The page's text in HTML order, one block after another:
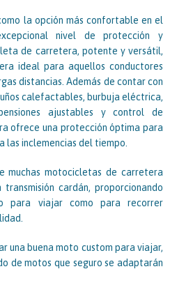
la opción más confortable en el
nivel de protección y
de carretera, potente y versátil,
ideal para aquellos conductores
distancias. Además de contar con
calefactables, burbuja eléctrica,
ajustables y control de
ofrece una protección óptima para
las inclemencias del tiempo.
muchas motocicletas de carretera
cardán, proporcionando
para viajar como para recorrer
una buena moto custom para viajar,
de motos que seguro se adaptarán